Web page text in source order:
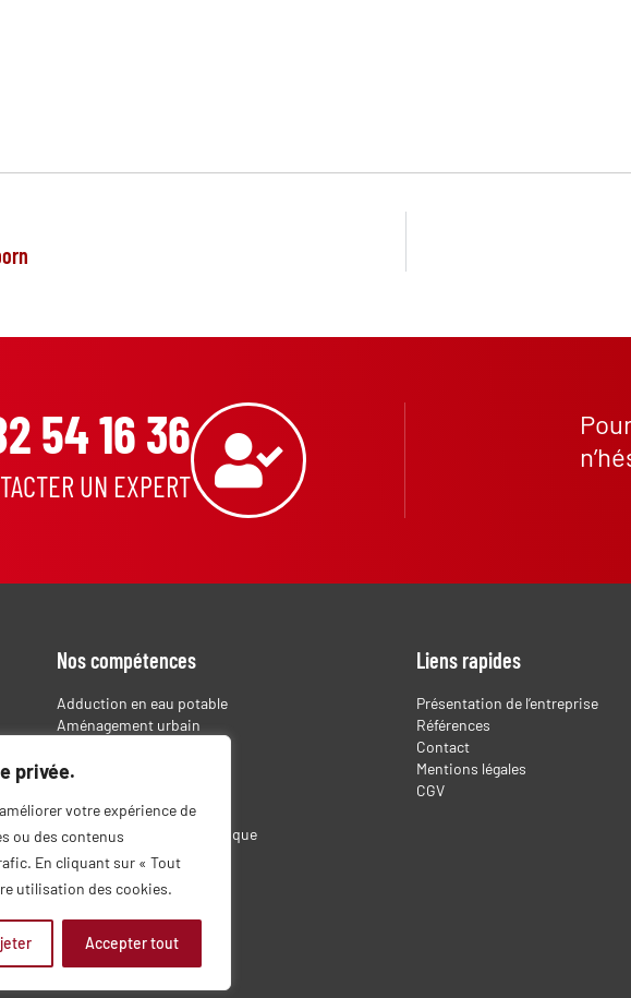
privée.
votre expérience de
ou des contenus
En cliquant sur « Tout
utilisation des cookies.
Accepter tout
54 16 36
UN EXPERT
Nos compétences
Adduction en eau potable
Aménagement urbain
Déchèterie
Environnement
Équipement sportif et ludique
Lotissement
Réseaux secs
Voirie
Liens rapides
Présentation de l’entreprise
Références
Contact
Mentions légales
CGV